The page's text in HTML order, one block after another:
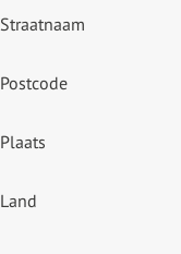
Straatnaam
Postcode
Plaats
Land